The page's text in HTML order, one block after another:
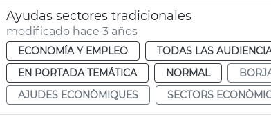
Ayudas sectores tradicionales
modificado hace 3 años
ECONOMÍA Y EMPLEO TODAS LAS
EN PORTADA TEMÁTICA
NORMAL
AJUDES ECONÒMIQUES
SECTORS